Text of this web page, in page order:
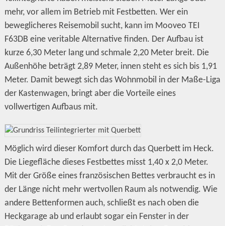
mehr, vor allem im Betrieb mit Festbetten. Wer ein
beweglicheres Reisemobil sucht, kann im Mooveo TEI
F63DB eine veritable Alternative finden. Der Aufbau ist
kurze 6,30 Meter lang und schmale 2,20 Meter breit. Die
Außenhöhe beträgt 2,89 Meter, innen steht es sich bis 1,91
Meter. Damit bewegt sich das Wohnmobil in der Maße-Liga
der Kastenwagen, bringt aber die Vorteile eines
vollwertigen Aufbaus mit.
Möglich wird dieser Komfort durch das Querbett im Heck.
Die Liegefläche dieses Festbettes misst 1,40 x 2,0 Meter.
Mit der Größe eines französischen Bettes verbraucht es in
der Länge nicht mehr wertvollen Raum als notwendig. Wie
andere Bettenformen auch, schließt es nach oben die
Heckgarage ab und erlaubt sogar ein Fenster in der